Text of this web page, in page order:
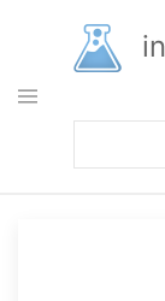
основному
содержанию